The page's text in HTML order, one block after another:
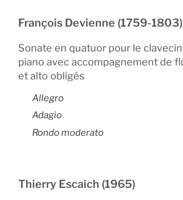
François Devienne (1759-1803)
Sonate en quatuor pour le
piano avec accompagnement de
et alto obligés
Allegro
Adagio
Rondo moderato
Thierry Escaich (1965)